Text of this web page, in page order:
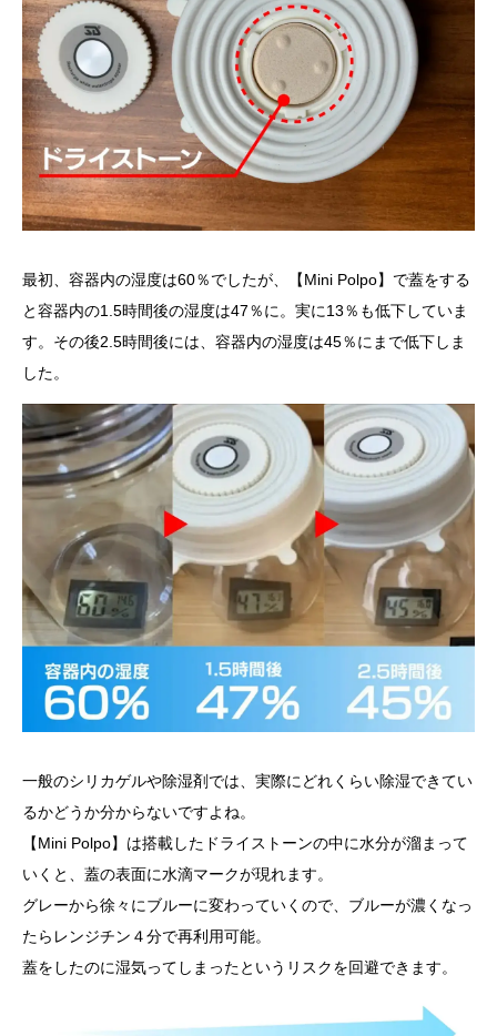
最初、容器内の湿度は60％でしたが、【Mini Polpo】で蓋をする
と容器内の1.5時間後の湿度は47％に。実に13％も低下していま
す。その後2.5時間後には、容器内の湿度は45％にまで低下しま
した。
一般のシリカゲルや除湿剤では、実際にどれくらい除湿できてい
るかどうか分からないですよね。
【Mini Polpo】は搭載したドライストーンの中に水分が溜まって
いくと、蓋の表面に水滴マークが現れます。
グレーから徐々にブルーに変わっていくので、ブルーが濃くなっ
たらレンジチン４分で再利用可能。
蓋をしたのに湿気ってしまったというリスクを回避できます。